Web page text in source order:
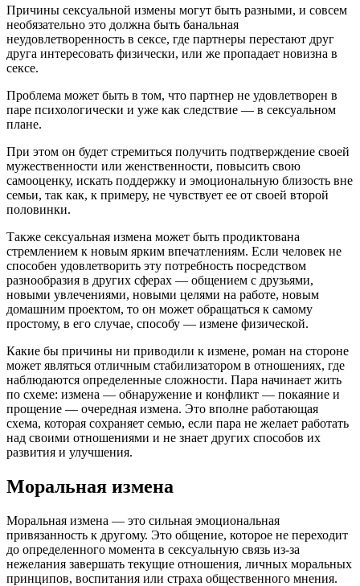
Причины сексуальной измены могут быть разными, и совсем
необязательно это должна быть банальная
неудовлетворенность в сексе, где партнеры перестают друг
друга интересовать физически, или же пропадает новизна в
сексе.
Проблема может быть в том, что партнер не удовлетворен в
паре психологически и уже как следствие — в сексуальном
плане.
При этом он будет стремиться получить подтверждение своей
мужественности или женственности, повысить свою
самооценку, искать поддержку и эмоциональную близость вне
семьи, так как, к примеру, не чувствует ее от своей второй
половинки.
Также сексуальная измена может быть продиктована
стремлением к новым ярким впечатлениям. Если человек не
способен удовлетворить эту потребность посредством
разнообразия в других сферах — общением с друзьями,
новыми увлечениями, новыми целями на работе, новым
домашним проектом, то он может обращаться к самому
простому, в его случае, способу — измене физической.
Какие бы причины ни приводили к измене, роман на стороне
может являться отличным стабилизатором в отношениях, где
наблюдаются определенные сложности. Пара начинает жить
по схеме: измена — обнаружение и конфликт — покаяние и
прощение — очередная измена. Это вполне работающая
схема, которая сохраняет семью, если пара не желает работать
над своими отношениями и не знает других способов их
развития и улучшения.
Моральная измена
Моральная измена — это сильная эмоциональная
привязанность к другому. Это общение, которое не переходит
до определенного момента в сексуальную связь из-за
нежелания завершать текущие отношения, личных моральных
принципов, воспитания или страха общественного мнения.